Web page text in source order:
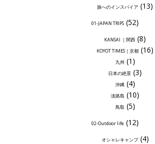
旅へのインスパイア (13)
01-JAPAN TRIPS(52)
KANSAI ｜関西 (8)
KOYOT TIMES｜京都 (16)
九州 (1)
日本の絶景 (3)
沖縄 (4)
淡路島 (10)
鳥取 (5)
02-Outdoor life(12)
オシャレキャンプ(4)